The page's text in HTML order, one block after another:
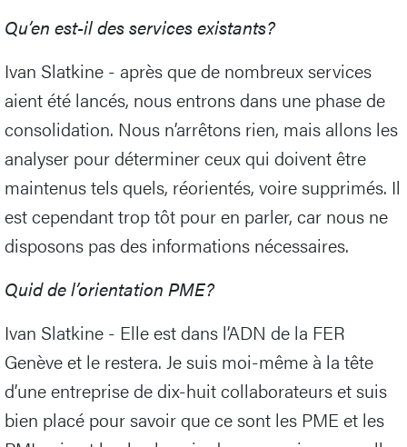
Qu’en est-il des services existants?
Ivan Slatkine - après que de nombreux services
aient été lancés, nous entrons dans une phase de
consolidation. Nous n’arrêtons rien, mais allons les
analyser pour déterminer ceux qui doivent être
maintenus tels quels, réorientés, voire supprimés. Il
est cependant trop tôt pour en parler, car nous ne
disposons pas des informations nécessaires.
Quid de l’orientation PME?
Ivan Slatkine - Elle est dans l’ADN de la FER
Genève et le restera. Je suis moi-même à la tête
d’une entreprise de dix-huit collaborateurs et suis
bien placé pour savoir que ce sont les PME et les